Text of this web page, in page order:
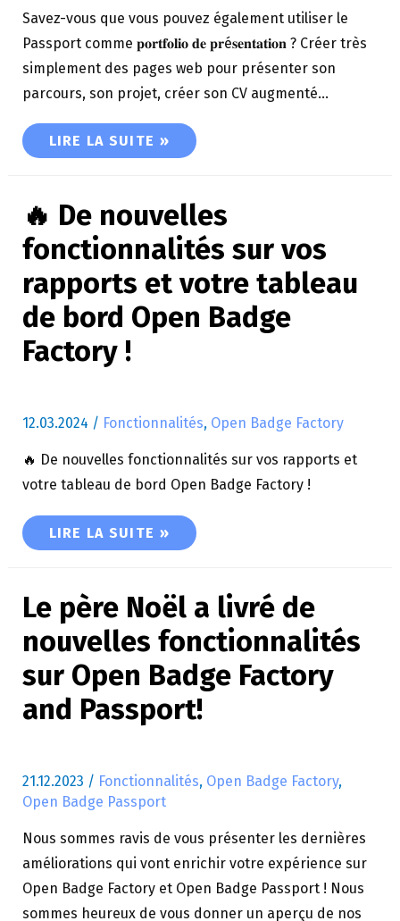
Savez-vous que vous pouvez également utiliser le
Passport comme 𝐩𝐨𝐫𝐭𝐟𝐨𝐥𝐢𝐨 𝐝𝐞 𝐩𝐫é𝐬𝐞𝐧𝐭𝐚𝐭𝐢𝐨𝐧 ? Créer très
simplement des pages web pour présenter son
parcours, son projet, créer son CV augmenté…
OPEN BADGE PASSPORT : BIEN PLUS QU’UN
LIRE LA SUITE »
🔥 De nouvelles
fonctionnalités sur vos
rapports et votre tableau
de bord Open Badge
Factory !
12.03.2024 / Fonctionnalités, Open Badge Factory
🔥 De nouvelles fonctionnalités sur vos rapports et
votre tableau de bord Open Badge Factory !
🔥 DE NOUVELLES FONCTIONNALITÉS SUR
LIRE LA SUITE »
Le père Noël a livré de
nouvelles fonctionnalités
sur Open Badge Factory
and Passport!
21.12.2023 / Fonctionnalités, Open Badge Factory,
Open Badge Passport
Nous sommes ravis de vous présenter les dernières
améliorations qui vont enrichir votre expérience sur
Open Badge Factory et Open Badge Passport ! Nous
sommes heureux de vous donner un aperçu de nos